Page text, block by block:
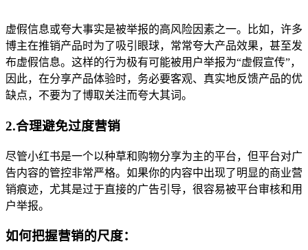
虚假信息或夸大事实是被举报的高风险因素之一。比如，许多
博主在推销产品时为了吸引眼球，常常夸大产品效果，甚至发
布虚假信息。这样的行为极有可能被用户举报为“虚假宣传”，
因此，在分享产品体验时，务必要客观、真实地反馈产品的优
缺点，不要为了博取关注而夸大其词。
2.合理避免过度营销
尽管小红书是一个以种草和购物分享为主的平台，但平台对广
告内容的管控非常严格。如果你的内容中出现了明显的商业营
销痕迹，尤其是过于直接的广告引导，很容易被平台审核和用
户举报。
如何把握营销的尺度：